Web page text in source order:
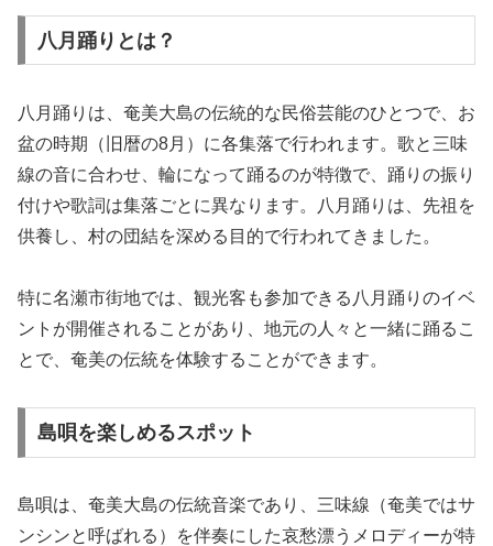
八月踊りとは？
八月踊りは、奄美大島の伝統的な民俗芸能のひとつで、お
盆の時期（旧暦の8月）に各集落で行われます。歌と三味
線の音に合わせ、輪になって踊るのが特徴で、踊りの振り
付けや歌詞は集落ごとに異なります。八月踊りは、先祖を
供養し、村の団結を深める目的で行われてきました。
特に名瀬市街地では、観光客も参加できる八月踊りのイベ
ントが開催されることがあり、地元の人々と一緒に踊るこ
とで、奄美の伝統を体験することができます。
島唄を楽しめるスポット
島唄は、奄美大島の伝統音楽であり、三味線（奄美ではサ
ンシンと呼ばれる）を伴奏にした哀愁漂うメロディーが特